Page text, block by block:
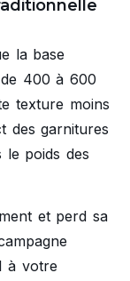
la base
400 à 600
texture moins
des garnitures
le poids des
et perd sa
à votre